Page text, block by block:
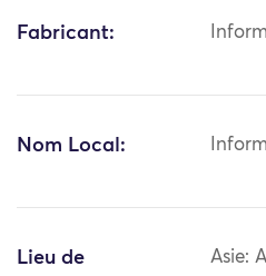
Fabricant:
Nom Local:
Lieu de
Asie: